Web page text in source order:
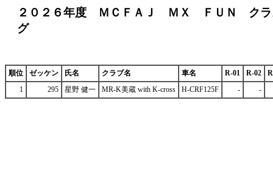
２０２６年度 ＭＣＦＡＪ ＭＸ ＦＵＮ ク
グ
順位 ゼッケン 氏名 クラブ名 車名 R-01 R-02
1
295 星野 健一 MR-K美蔵 with K-cross H-CRF125F - -